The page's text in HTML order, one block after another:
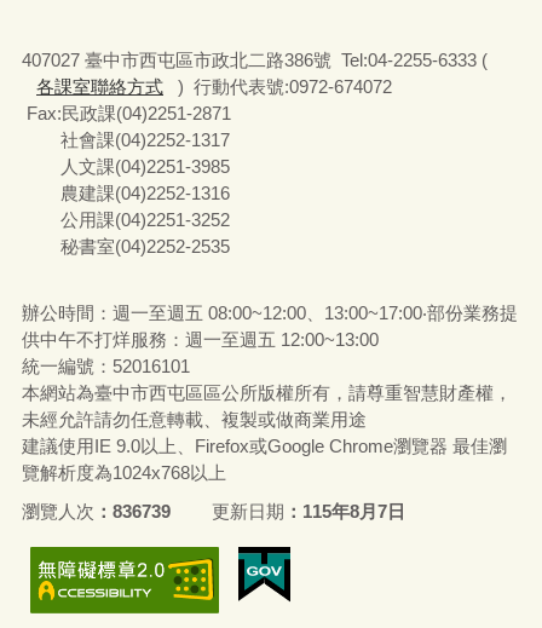
407027 臺中市西屯區市政北二路386號 Tel:04-2255-6333 (
各課室聯絡方式
) 行動代表號:0972-674072
Fax:民政課(04)2251-2871
社會課(04)2252-1317
人文課(04)2251-3985
農建課(04)2252-1316
公用課(04)2251-3252
秘書室(04)2252-2535
辦公時間：週一至週五 08:00~12:00、13:00~17:00‧部份業務提
供中午不打烊服務：週一至週五 12:00~13:00
統一編號 ：52016101
本網站為臺中市西屯區區公所版權所有，請尊重智慧財產權，
未經允許請勿任意轉載、複製或做商業用途
建議使用IE 9.0以上、Firefox或Google Chrome瀏覽器 最佳瀏
覽解析度為1024x768以上
瀏覽人次
836739 更新日期 115年8月7日